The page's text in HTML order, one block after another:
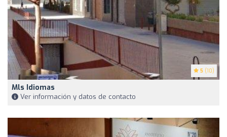
5 (10)
Mls Idiomas
Ver información y datos de contacto